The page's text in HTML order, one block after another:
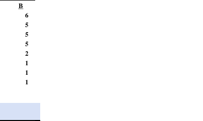
B
6
5
5
5
2
1
1
1